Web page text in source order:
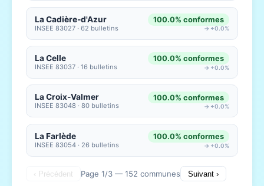
La Cadière-d'Azur
INSEE 83027 · 62 bulletins
100.0% conformes
→ +0.0%
La Celle
INSEE 83037 · 16 bulletins
100.0% conformes
→ +0.0%
La Croix-Valmer
INSEE 83048 · 80 bulletins
100.0% conformes
→ +0.0%
La Farlède
INSEE 83054 · 26 bulletins
100.0% conformes
→ +0.0%
‹ Précédent Page 1/3 — 152 communes Suivant ›